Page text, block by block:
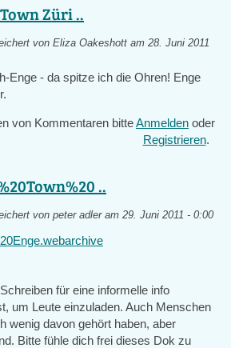
Züri ..
von Eliza Oakeshott am 28. Juni 2011
Enge - da spitze ich die Ohren! Enge
von Kommentaren bitteAnmelden oder
Registrieren.
..
von peter adleram 29. Juni 2011 - 0:00
für eine informelle info
um Leute einzuladen. Auch Menschen
wenig davon gehört haben, aber
Bitte fühle dich frei dieses Dok zu